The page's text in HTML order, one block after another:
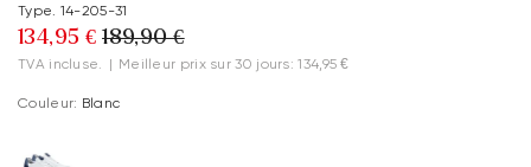
Type. 14-205-31
134,95 € 189,90 €
TVA incluse. | Meilleur prix sur 30 jours: 134,95 €
Couleur: Blanc